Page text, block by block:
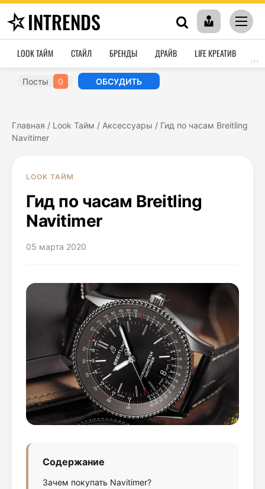
INTRENDS
LOOK ТАЙМ СТАЙЛ БРЕНДЫ ДРАЙВ LIFE КРЕАТИВ
›››
Посты 0 ОБСУДИТЬ
Главная / Look Тайм / Аксессуары / Гид по часам Breitling
Navitimer
LOOK ТАЙМ
Гид по часам Breitling
Navitimer
05 марта 2020
Содержание
Зачем покупать Navitimer?